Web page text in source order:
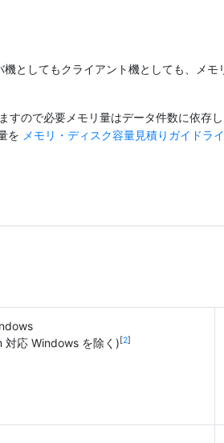
機としてもクライアント機としても、メ
ので必要メモリ量はデータ件数に依存
を メモリ・ディスク容量見積りガイドラ
対応 Windows を除く) [2]